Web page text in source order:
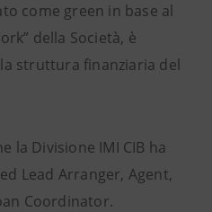
come green in base al
della Società, è
struttura finanziaria del
la Divisione IMI CIB ha
Lead Arranger, Agent,
Coordinator.